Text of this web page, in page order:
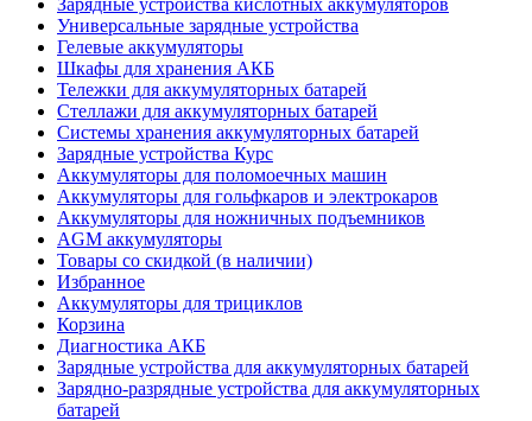
Зарядные устройства кислотных аккумуляторов
Универсальные зарядные устройства
Гелевые аккумуляторы
Шкафы для хранения АКБ
Тележки для аккумуляторных батарей
Стеллажи для аккумуляторных батарей
Системы хранения аккумуляторных батарей
Зарядные устройства Курс
Аккумуляторы для поломоечных машин
Аккумуляторы для гольфкаров и электрокаров
Аккумуляторы для ножничных подъемников
AGM аккумуляторы
Товары со скидкой (в наличии)
Избранное
Аккумуляторы для трициклов
Корзина
Диагностика АКБ
Зарядные устройства для аккумуляторных батарей
Зарядно-разрядные устройства для аккумуляторных
батарей